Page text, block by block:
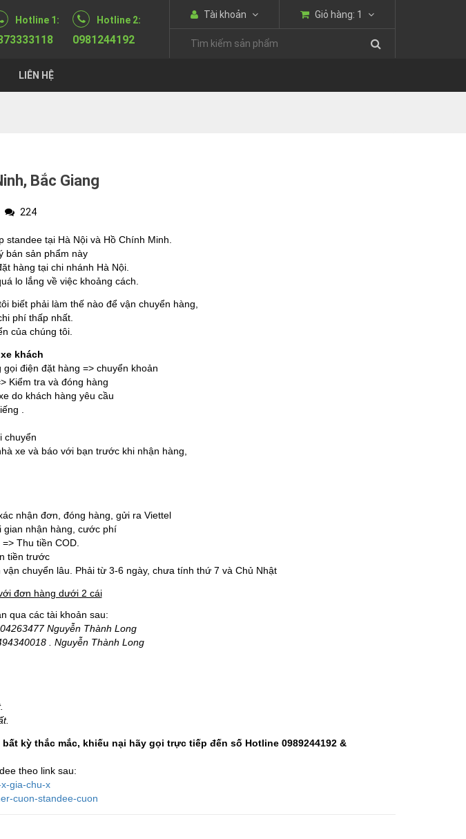
Tài khoản Giỏ hàng: 1
Hotline 1: Hotline 2:
0981244192
LIÊN HỆ
Bắc Giang
224
standee tại Hà Nội và Hồ Chính Minh.
bán sản phẩm này
hàng tại chi nhánh Hà Nội.
lo lắng về việc khoảng cách.
biết phải làm thế nào để vận chuyển hàng,
phí thấp nhất.
của chúng tôi.
khách
điện đặt hàng => chuyển khoản
Kiểm tra và đóng hàng
do khách hàng yêu cầu
.
chuyển
xe và báo với bạn trước khi nhận hàng,
nhận đơn, đóng hàng, gửi ra Viettel
gian nhận hàng, cước phí
Thu tiền COD.
tiền trước
chuyển lâu. Phải từ 3-6 ngày, chưa tính thứ 7 và Chủ Nhật
đơn hàng dưới 2 cái
qua các tài khoản sau:
Nguyễn Thành Long
. Nguyễn Thành Long
kỳ thắc mắc, khiếu nại hãy gọi trực tiếp đến số Hotline 0989244192 &
theo link sau:
gia-chu-x
cuon-standee-cuon